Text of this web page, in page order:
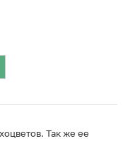
Так же ее